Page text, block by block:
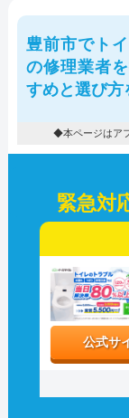
豊前市でト
の修理業者
すめと選び方
◆本ページはア
緊急対
公式サ